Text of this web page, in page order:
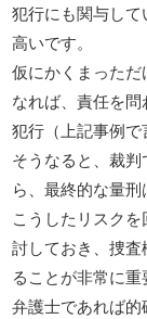
犯行にも関与し
高いです。
仮にかくまった
なれば、責任を
犯行（上記事例で
そうなると、裁
ら、最終的な量刑
こうしたリスク
討しておき、捜
ることが非常に重
弁護士であれば